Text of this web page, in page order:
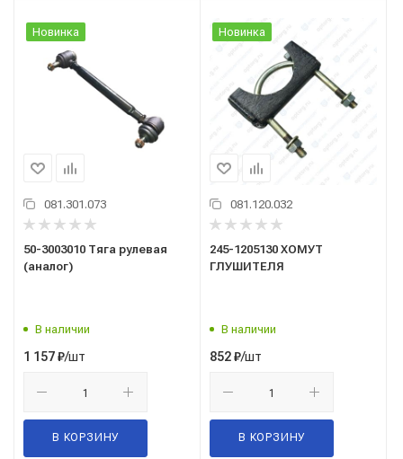
Новинка
081.301.073
50-3003010 Тяга рулевая
(аналог)
В наличии
1 157₽/шт
В КОРЗИНУ
Новинка
081.120.032
245-1205130 ХОМУТ
ГЛУШИТЕЛЯ
В наличии
852₽/шт
В КОРЗИНУ